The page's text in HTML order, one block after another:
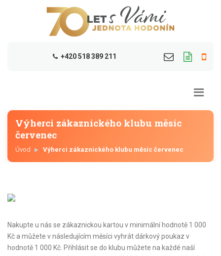
+420 518 389 211
Výherci zákaznického klubu měsíc
červenec
Úvod Výherci zákaznického klubu měsíc červenec
Nakupte u nás se zákaznickou kartou v minimální hodnotě 1 000
Kč a můžete v následujícím měsíci vyhrát dárkový poukaz v
hodnotě 1 000 Kč. Přihlásit se do klubu můžete na každé naší